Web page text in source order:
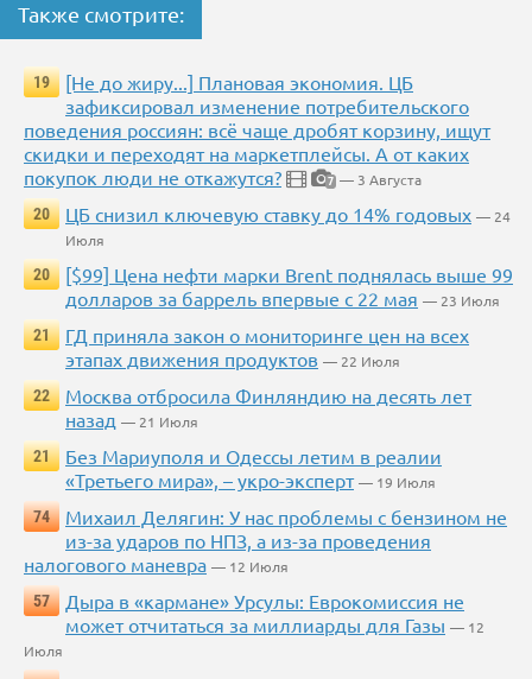
Также смотрите:
19
[Не до жиру...] Плановая экономия. ЦБ
зафиксировал изменение потребительского
поведения россиян: всё чаще дробят корзину, ищут
скидки и переходят на маркетплейсы. А от каких
покупок люди не откажутся?
7 — 3 Августа
20
ЦБ снизил ключевую ставку до 14% годовых — 24
Июля
20
[$99] Цена нефти марки Brent поднялась выше 99
долларов за баррель впервые с 22 мая — 23 Июля
21
ГД приняла закон о мониторинге цен на всех
этапах движения продуктов — 22 Июля
22
Москва отбросила Финляндию на десять лет
назад — 21 Июля
21
Без Мариуполя и Одессы летим в реалии
«Третьего мира», – укро-эксперт — 19 Июля
74
Михаил Делягин: У нас проблемы с бензином не
из-за ударов по НПЗ, а из-за проведения
налогового маневра — 12 Июля
57
Дыра в «кармане» Урсулы: Еврокомиссия не
может отчитаться за миллиарды для Газы — 12
Июля